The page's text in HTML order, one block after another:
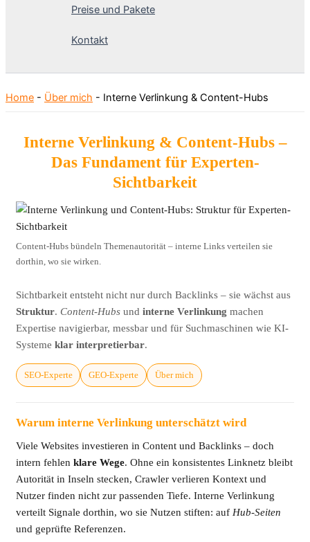
Preise und Pakete
Kontakt
Home - Über mich - Interne Verlinkung & Content-Hubs
Interne Verlinkung & Content-Hubs –
Das Fundament für Experten-
Sichtbarkeit
Content-Hubs bündeln Themenautorität – interne Links verteilen sie
dorthin, wo sie wirken.
Sichtbarkeit entsteht nicht nur durch Backlinks – sie wächst aus
Struktur. Content-Hubsund interne Verlinkung machen
Expertise navigierbar, messbar und für Suchmaschinen wie KI-
Systeme klar interpretierbar.
SEO-Experte GEO-Experte Über mich
Warum interne Verlinkung unterschätzt wird
Viele Websites investieren in Content und Backlinks – doch
intern fehlen klare Wege. Ohne ein konsistentes Linknetz bleibt
Autorität in Inseln stecken, Crawler verlieren Kontext und
Nutzer finden nicht zur passenden Tiefe. Interne Verlinkung
verteilt Signale dorthin, wo sie Nutzen stiften: auf Hub-Seiten
und geprüfte Referenzen.